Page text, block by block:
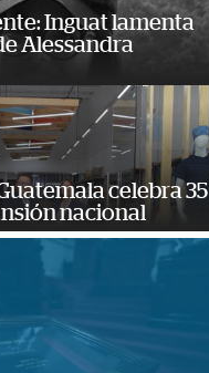
Inguat lamenta
Alessandra
celebra 35
nacional